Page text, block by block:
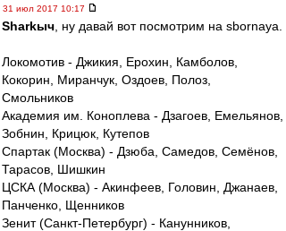
31 июл 2017 10:17
Sharkыч , ну давай вот посмотрим на sbornaya.
Локомотив - Джикия, Ерохин, Камболов,
Кокорин, Миранчук, Оздоев, Полоз,
Смольников
Академия им. Коноплева - Дзагоев, Емельянов,
Зобнин, Крицюк, Кутепов
Спартак (Москва) - Дзюба, Самедов, Семёнов,
Тарасов, Шишкин
ЦСКА (Москва) - Акинфеев, Головин, Джанаев,
Панченко, Щенников
Зенит (Санкт-Петербург) - Канунников,